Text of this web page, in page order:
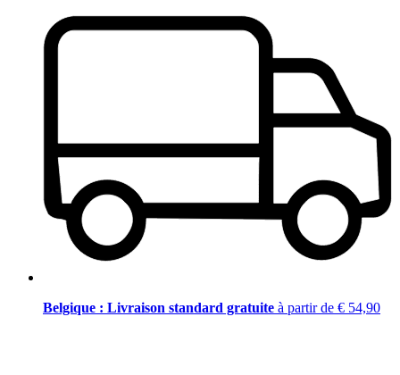
Belgique : Livraison standard gratuite à partir de € 54,90